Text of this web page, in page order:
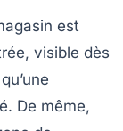
est
visible dès
De même,